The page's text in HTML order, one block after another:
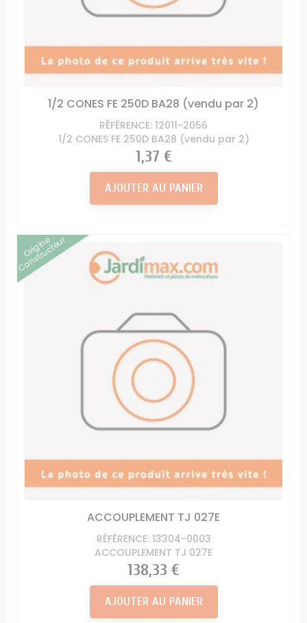
1/2 CONES FE 250D BA28 (vendu par 2)
RÉFÉRENCE: 12011-2056
1/2 CONES FE 250D BA28 (vendu par 2)
Prix
1,37 €
AJOUTER AU PANIER
Origine
Constructeur
ACCOUPLEMENT TJ 027E
RÉFÉRENCE: 13304-0003
ACCOUPLEMENT TJ 027E
Prix
138,33 €
AJOUTER AU PANIER